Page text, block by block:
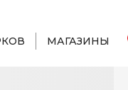
МАГАЗИНЫ